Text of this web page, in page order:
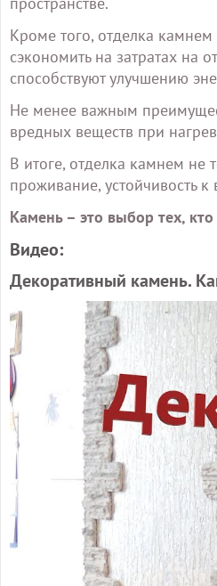
Кроме того, отделка
сэкономить на затратах на
способствуют улучшению
Не менее важным
вредных веществ при
В итоге, отделка камнем не
проживание, устойчивость
Камень – это выбор тех,
Видео:
Декоративный камень.